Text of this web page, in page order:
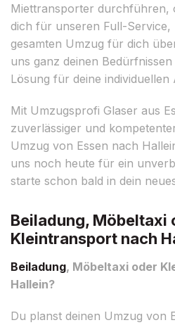
Miettransporter durchführen,
dich für unseren Full-Service,
gesamten Umzug für dich
uns ganz deinen
Lösung für deine
Mit Umzugsprofi Glaser aus
zuverlässiger und
Umzug von Essen nach
uns noch heute für ein
starte schon bald in dein
Beiladung, Möbeltaxi
Kleintransport nach
Beiladung, Möbeltaxi oder
Hallein?
Du planst deinen Umzug von